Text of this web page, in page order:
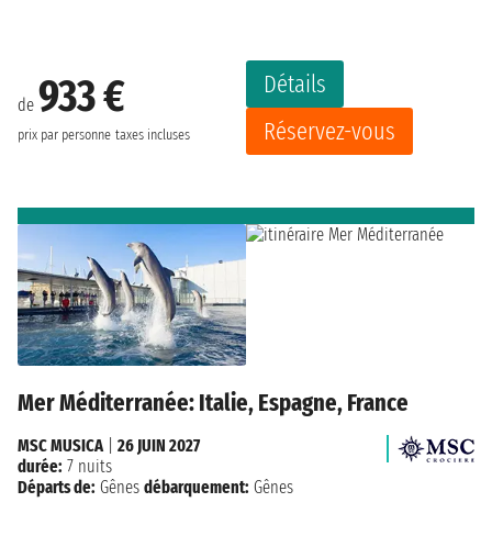
de 933 €
prix par personne taxes incluses
Détails
Réservez-vous
Mer Méditerranée: Italie, Espagne, France
MSC MUSICA| 26 JUIN 2027
durée: 7 nuits
Départs de: Gênes débarquement: Gênes